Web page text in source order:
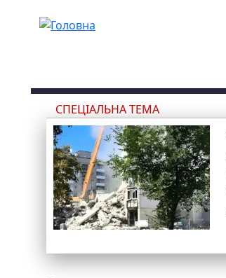
СПЕЦІАЛЬНА ТЕМА